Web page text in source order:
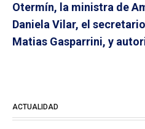
Otermín, la ministra de
Daniela Vilar, el
Matias Gasparrini, y
ACTUALIDAD